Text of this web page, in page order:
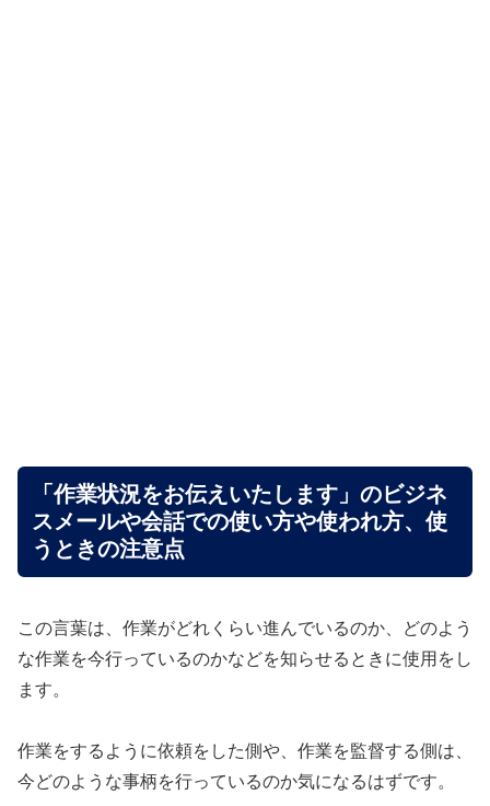
「作業状況をお伝えいたします」のビジネ
スメールや会話での使い方や使われ方、使
うときの注意点
この言葉は、作業がどれくらい進んでいるのか、どのよう
な作業を今行っているのかなどを知らせるときに使用をし
ます。
作業をするように依頼をした側や、作業を監督する側は、
今どのような事柄を行っているのか気になるはずです。